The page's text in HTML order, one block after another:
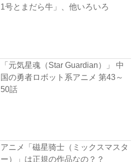
1号とまだら牛」、他いろいろ
「元気星魂（Star Guardian）」 中
国の勇者ロボット系アニメ 第43～
50話
アニメ「磁星骑士（ミックスマスタ
ー）」は正規の作品なの？？